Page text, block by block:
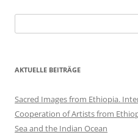
nach:
AKTUELLE BEITRÄGE
Sacred Images from Ethiopia.
Cooperation of Artists from
Sea and the Indian Ocean